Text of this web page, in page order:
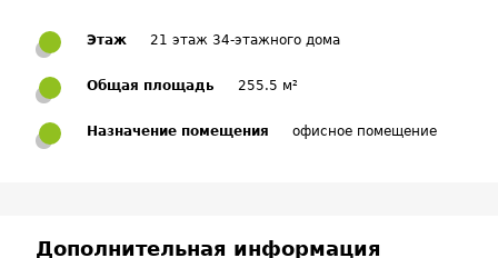
Этаж 21 этаж 34-этажного дома
Общая площадь 255.5 м²
Назначение помещения офисное помещение
Дополнительная информация